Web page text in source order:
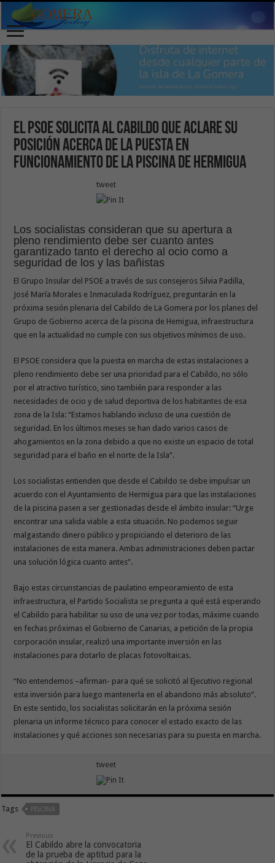
El PSOE solicita al Cabildo que aclare su
posición acerca de la puesta en
funcionamiento de la piscina de Hermigua
tweet
Los socialistas consideran que su apertura a
pleno rendimiento debe ser cuanto antes
garantizado tanto el derecho al ocio como a
seguridad de los y las bañistas
El Grupo Insular del PSOE a través de sus consejeros Silvia Padilla,
José María Morales e Inmaculada Rodríguez, preguntarán en la
próxima sesión plenaria del Cabildo de La Gomera por los planes del
Grupo de Gobierno acerca de la piscina de Hemigua, infraestructura
que en la actualidad no cumple con sus objetivos mínimos de uso.
El PSOE considera que la puesta en marcha de estas instalaciones a
pleno rendimiento debe ser una prioridad para el Cabildo, no sólo
por el atractivo turístico, sino también para responder a las
necesidades de ocio y de salud deportiva de los habitantes de esa
zona de la Isla: “Estamos hablando incluso de una cuestión de
seguridad. En los últimos meses se han dado varios casos de
ahogamientos en la zona debido a que no existe un espacio de total
seguridad para el baño en el norte de la Isla”.
Los socialistas entienden que desde el Cabildo se debe impulsar un
acuerdo con el Ayuntamiento de Hermigua para que las instalaciones
de la piscina pasen a ser gestionadas desde el ámbito insular: “Urge
encontrar una salida viable a esta situación. No podemos seguir
malgastando dinero público y propiciando el deterioro de las
instalaciones de esta manera. Ambas administraciones deben pactar
una solución lógica cuanto antes”.
Bajo estas circunstancias de paulatino empeoramiento de esta
infraestructura, el Partido Socialista se pregunta a qué está esperando
el Cabildo para habilitar su uso de una vez por todas, máxime cuando
en fechas próximas el Gobierno de Canarias, a petición de la propia
corporación insular, realizó una importante inversión en las
instalaciones para dotarlo de placas fotovoltaicas.
“No entendemos –afirman- para qué se solicitó al Ejecutivo regional
esta inversión para luego mantenerla en el abandono más absoluto”.
En este sentido, los socialistas solicitarán en la próxima sesión
plenaria un informe técnico para conocer el estado exacto de las
instalaciones y qué acciones son necesarias para su puesta en marcha.
tweet
Tags PISCINA
Previous
El Cabildo abre la convocatoria
de la prueba de aptitud para la